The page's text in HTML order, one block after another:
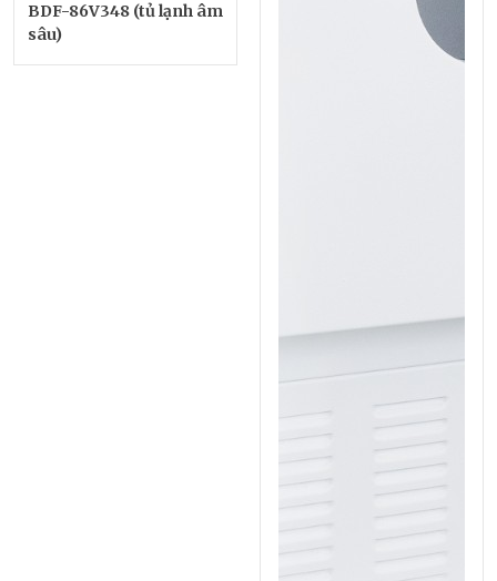
BDF-86V348 (tủ lạnh âm
sâu)